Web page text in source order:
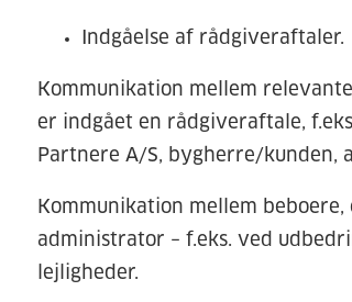
Indgåelse af rådgiveraftaler.
Kommunikation mellem
er indgået en rådgiveraftale,
Partnere A/S, bygherre/kunden,
Kommunikation mellem
administrator – f.eks. ved
lejligheder.